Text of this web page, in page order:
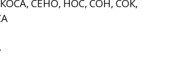
СЕНО, НОС, СОН, СОК,